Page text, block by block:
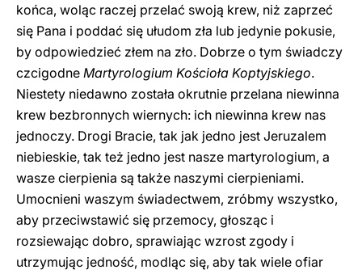
końca, woląc raczej przelać swoją krew, niż zaprzeć
się Pana i poddać się ułudom zła lub jedynie pokusie,
by odpowiedzieć złem na zło. Dobrze o tym świadczy
czcigodne Martyrologium Kościoła Koptyjskiego.
Niestety niedawno została okrutnie przelana niewinna
krew bezbronnych wiernych: ich niewinna krew nas
jednoczy. Drogi Bracie, tak jak jedno jest Jeruzalem
niebieskie, tak też jedno jest nasze martyrologium, a
wasze cierpienia są także naszymi cierpieniami.
Umocnieni waszym świadectwem, zróbmy wszystko,
aby przeciwstawić się przemocy, głosząc i
rozsiewając dobro, sprawiając wzrost zgody i
utrzymując jedność, modląc się, aby tak wiele ofiar